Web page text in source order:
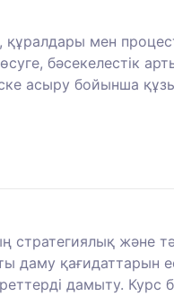
мен
бәсекелестік
асыру бойынша
және
даму
дамыту. Курс